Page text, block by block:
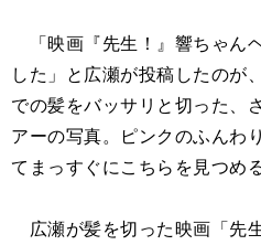
「映画『先生！』響ちゃん
した」と広瀬が投稿したのが
での髪をバッサリと切った、
アーの写真。ピンクのふんわ
てまっすぐにこちらを見つめ
広瀬が髪を切った映画「先